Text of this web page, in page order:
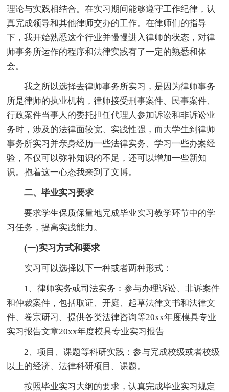
理论与实践相结合。在实习期间能够遵守工作纪律，认
真完成领导和其他律师交办的工作。在律师们的指导
下，我开始熟悉这个行业并慢慢进入律师的状态，对律
师事务所运作的程序和法律实践有了一定的熟悉和体
会。
我之所以选择去律师事务所实习，是因为律师事务
所是律师的执业机构，律师接受刑事案件、民事案件、
行政案件当事人的委托担任代理人参加诉讼和非诉讼业
务时，涉及的法律面较宽、实践性强，而大学生到律师
事务所实习并亲身经历一些法律实务、学习一些办案经
验，不仅可以弥补知识的不足，还可以增加一些新知
识。抱着这一心态我来到了文博。
二、毕业实习要求
要求学生保质保量地完成毕业实习教学环节中的学
习任务，提高实践能力。
(一)实习方式和要求
实习可以选择以下一种或者两种形式：
1、律师实务或司法实务：参与办理诉讼、非诉案件
和仲裁案件，包括取证、开庭、起草法律文书和法律文
件、卷宗研习、提供各类法律咨询等20xx年度模具专业
实习报告文章20xx年度模具专业实习报告
2、项目、课题等科研实践：参与完成校级或者校级
以上的经济、法律科研项目、课题。
按照毕业实习大纲的要求，认真完成毕业实习规定